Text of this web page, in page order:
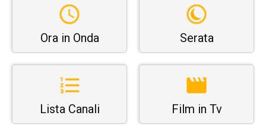
Ora in Onda Serata
Lista Canali Film in Tv